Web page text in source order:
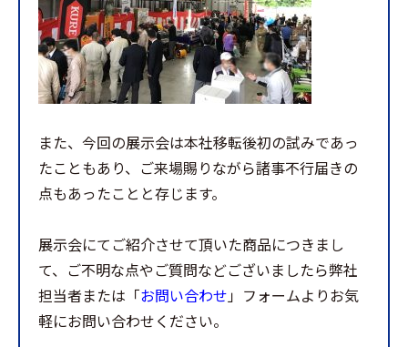
また、今回の展示会は本社移転後初の試みであっ
たこともあり、ご来場賜りながら諸事不行届きの
点もあったことと存じます。
展示会にてご紹介させて頂いた商品につきまし
て、ご不明な点やご質問などございましたら弊社
担当者または「お問い合わせ」フォームよりお気
軽にお問い合わせください。